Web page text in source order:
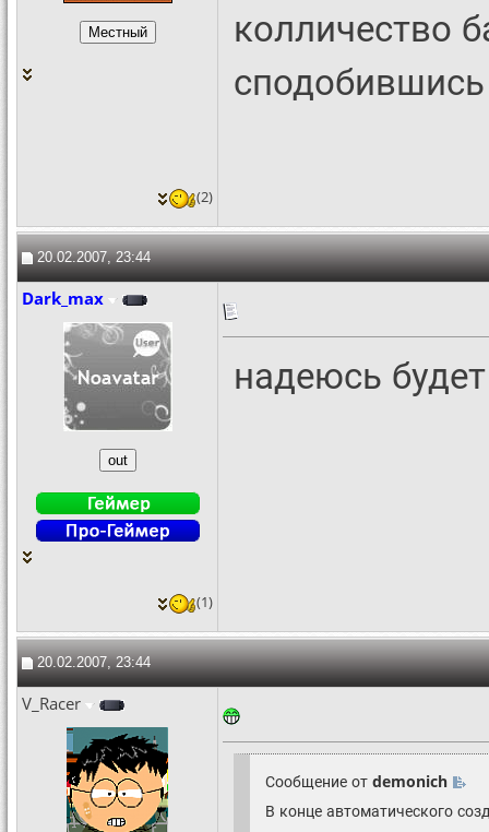
колличество
(2)
20.02.2007, 23:44
Dark_max
надеюсь
(1)
20.02.2007, 23:44
V_Racer
Сообщение от demonich
В конце автоматического